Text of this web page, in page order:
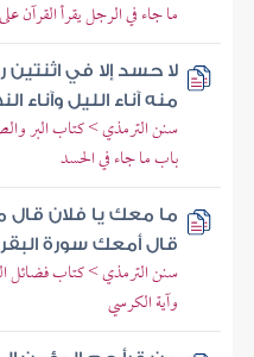
ما جاء في الرجل يقرأ القرآن
لا حسد إلا في اثنتين
منه آناء الليل وآناء
سنن الترمذي > كتاب البر
باب ما جاء في الحسد
ما معك يا فلان قال
قال أمعك سورة
سنن الترمذي > كتاب فضائل
وآية الكرسي